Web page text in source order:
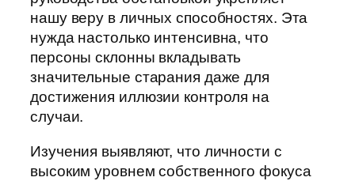
нашу веру в личных способностях. Эта
нужда настолько интенсивна, что
персоны склонны вкладывать
значительные старания даже для
достижения иллюзии контроля на
случаи.
Изучения выявляют, что личности с
высоким уровнем собственного фокуса